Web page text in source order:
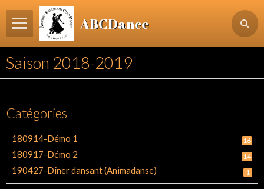
ABCDance
Page d'accueil
Informations
Inscription & Cours
Contact
Saison 2018-2019
Catégories
180914-Démo 1 16
180917-Démo 2 14
190427-Dîner dansant (Animadanse) 1